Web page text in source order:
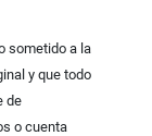
sometido a la
y que todo
de
o cuenta